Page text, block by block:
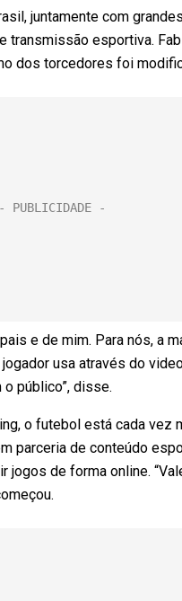
juntamente com
esportiva.
dos torcedores foi
e de mim. Para nós, a
usa através do
público”, disse.
o futebol está cada vez
parceria de conteúdo
de forma online.